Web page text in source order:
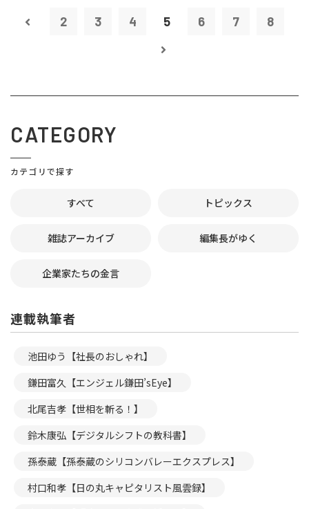
2 3 4 5 6 7 8
CATEGORY
カテゴリで探す
すべて トピックス
雑誌アーカイブ 編集長がゆく
企業家たちの金言
連載執筆者
池田ゆう【社長のおしゃれ】
鎌田富久【エンジェル鎌田’sEye】
北尾吉孝【世相を斬る！】
鈴木康弘【デジタルシフトの教科書】
孫泰蔵【孫泰蔵のシリコンバレーエクスプレス】
村口和孝【日の丸キャピタリスト風雲録】